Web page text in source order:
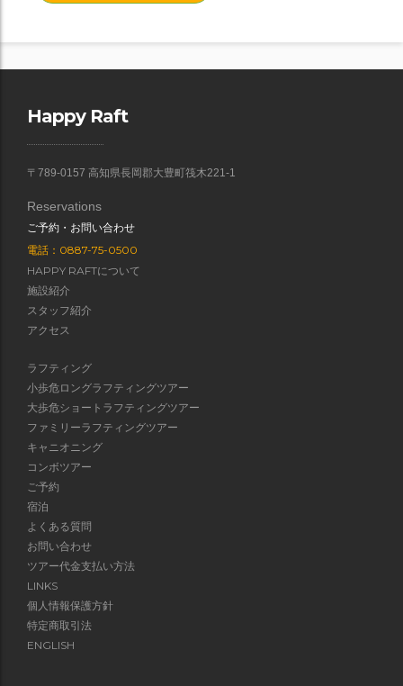
Happy Raft
〒789-0157 高知県長岡郡大豊町筏木221-1
Reservations
ご予約・お問い合わせ
電話：0887-75-0500
HAPPY RAFTについて
施設紹介
スタッフ紹介
アクセス
ラフティング
小歩危ロングラフティングツアー
大歩危ショートラフティングツアー
ファミリーラフティングツアー
キャニオニング
コンボツアー
ご予約
宿泊
よくある質問
お問い合わせ
ツアー代金支払い方法
LINKS
個人情報保護方針
特定商取引法
ENGLISH